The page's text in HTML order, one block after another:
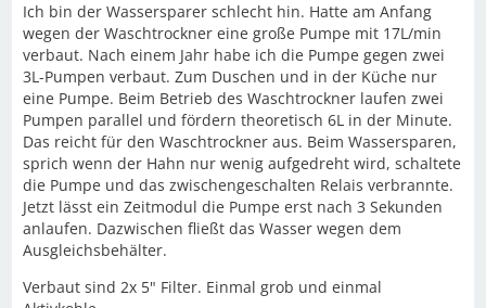
Ich bin der Wassersparer schlecht hin. Hatte am Anfang
wegen der Waschtrockner eine große Pumpe mit 17L/min
verbaut. Nach einem Jahr habe ich die Pumpe gegen zwei
3L-Pumpen verbaut. Zum Duschen und in der Küche nur
eine Pumpe. Beim Betrieb des Waschtrockner laufen zwei
Pumpen parallel und fördern theoretisch 6L in der Minute.
Das reicht für den Waschtrockner aus. Beim Wassersparen,
sprich wenn der Hahn nur wenig aufgedreht wird, schaltete
die Pumpe und das zwischengeschalten Relais verbrannte.
Jetzt lässt ein Zeitmodul die Pumpe erst nach 3 Sekunden
anlaufen. Dazwischen fließt das Wasser wegen dem
Ausgleichsbehälter.
Verbaut sind 2x 5" Filter. Einmal grob und einmal